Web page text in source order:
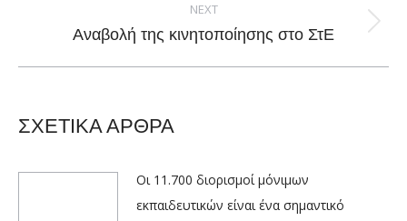
NEXT
Next
Αναβολή της κινητοποίησης στο ΣτΕ
ΣΧΕΤΙΚΑ ΑΡΘΡΑ
Οι 11.700 διορισμοί μόνιμων
εκπαιδευτικών είναι ένα σημαντικό